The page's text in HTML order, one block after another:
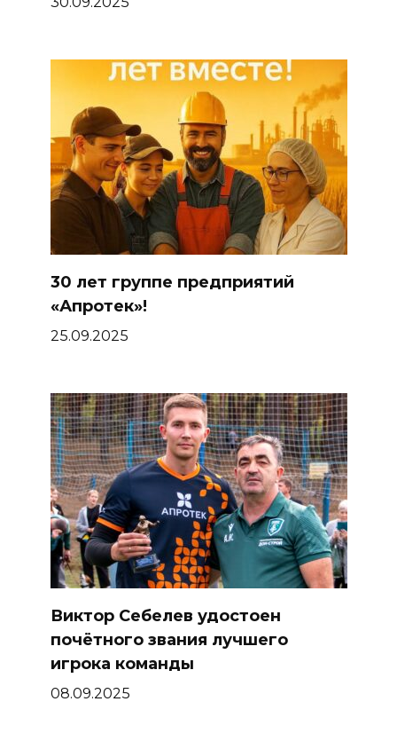
30 лет группе предприятий
«Апротек»!
25.09.2025
Виктор Себелев удостоен
почётного звания лучшего
игрока команды
08.09.2025